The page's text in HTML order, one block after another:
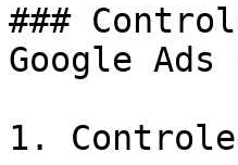
###
Google
1.